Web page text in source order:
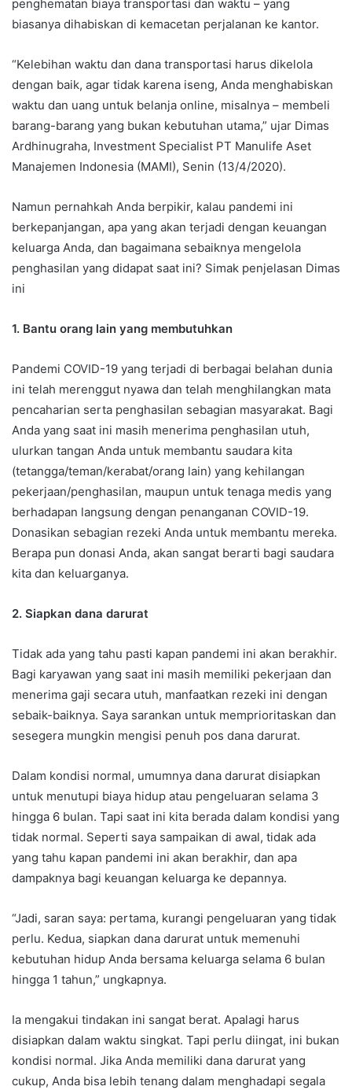
penghematan biaya transportasi dan waktu – yang
biasanya dihabiskan di kemacetan perjalanan ke kantor.
“Kelebihan waktu dan dana transportasi harus dikelola
dengan baik, agar tidak karena iseng, Anda menghabiskan
waktu dan uang untuk belanja online, misalnya – membeli
barang-barang yang bukan kebutuhan utama,” ujar Dimas
Ardhinugraha, Investment Specialist PT Manulife Aset
Manajemen Indonesia (MAMI), Senin (13/4/2020).
Namun pernahkah Anda berpikir, kalau pandemi ini
berkepanjangan, apa yang akan terjadi dengan keuangan
keluarga Anda, dan bagaimana sebaiknya mengelola
penghasilan yang didapat saat ini? Simak penjelasan Dimas
ini
1. Bantu orang lain yang membutuhkan
Pandemi COVID-19 yang terjadi di berbagai belahan dunia
ini telah merenggut nyawa dan telah menghilangkan mata
pencaharian serta penghasilan sebagian masyarakat. Bagi
Anda yang saat ini masih menerima penghasilan utuh,
ulurkan tangan Anda untuk membantu saudara kita
(tetangga/teman/kerabat/orang lain) yang kehilangan
pekerjaan/penghasilan, maupun untuk tenaga medis yang
berhadapan langsung dengan penanganan COVID-19.
Donasikan sebagian rezeki Anda untuk membantu mereka.
Berapa pun donasi Anda, akan sangat berarti bagi saudara
kita dan keluarganya.
2. Siapkan dana darurat
Tidak ada yang tahu pasti kapan pandemi ini akan berakhir.
Bagi karyawan yang saat ini masih memiliki pekerjaan dan
menerima gaji secara utuh, manfaatkan rezeki ini dengan
sebaik-baiknya. Saya sarankan untuk memprioritaskan dan
sesegera mungkin mengisi penuh pos dana darurat.
Dalam kondisi normal, umumnya dana darurat disiapkan
untuk menutupi biaya hidup atau pengeluaran selama 3
hingga 6 bulan. Tapi saat ini kita berada dalam kondisi yang
tidak normal. Seperti saya sampaikan di awal, tidak ada
yang tahu kapan pandemi ini akan berakhir, dan apa
dampaknya bagi keuangan keluarga ke depannya.
“Jadi, saran saya: pertama, kurangi pengeluaran yang tidak
perlu. Kedua, siapkan dana darurat untuk memenuhi
kebutuhan hidup Anda bersama keluarga selama 6 bulan
hingga 1 tahun,” ungkapnya.
Ia mengakui tindakan ini sangat berat. Apalagi harus
disiapkan dalam waktu singkat. Tapi perlu diingat, ini bukan
kondisi normal. Jika Anda memiliki dana darurat yang
cukup, Anda bisa lebih tenang dalam menghadapi segala